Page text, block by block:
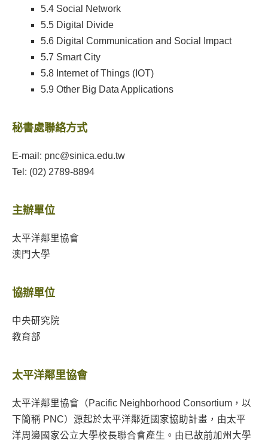
5.4 Social Network
5.5 Digital Divide
5.6 Digital Communication and Social Impact
5.7 Smart City
5.8 Internet of Things (IOT)
5.9 Other Big Data Applications
秘書處聯絡方式
E-mail: pnc@sinica.edu.tw
Tel: (02) 2789-8894
主辦單位
太平洋鄰里協會
澳門大學
協辦單位
中央研究院
教育部
太平洋鄰里協會
太平洋鄰里協會（Pacific Neighborhood Consortium，以
下簡稱 PNC）源起於太平洋鄰近國家協助計畫，由太平
洋周邊國家公立大學校長聯合會產生。由已故前加州大學